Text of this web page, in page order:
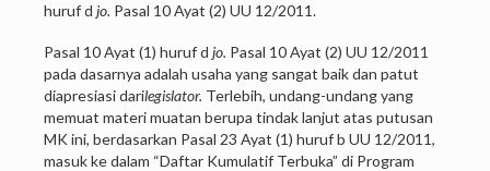
huruf d jo. Pasal 10 Ayat (2) UU 12/2011.
Pasal 10 Ayat (1) huruf d jo. Pasal 10 Ayat (2) UU 12/2011
pada dasarnya adalah usaha yang sangat baik dan patut
diapresiasi darilegislator. Terlebih, undang-undang yang
memuat materi muatan berupa tindak lanjut atas putusan
MK ini, berdasarkan Pasal 23 Ayat (1) huruf b UU 12/2011,
masuk ke dalam “Daftar Kumulatif Terbuka” di Program